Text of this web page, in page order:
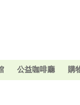
公益咖啡廳 購